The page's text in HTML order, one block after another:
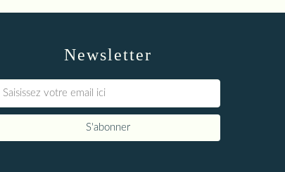
Newsletter